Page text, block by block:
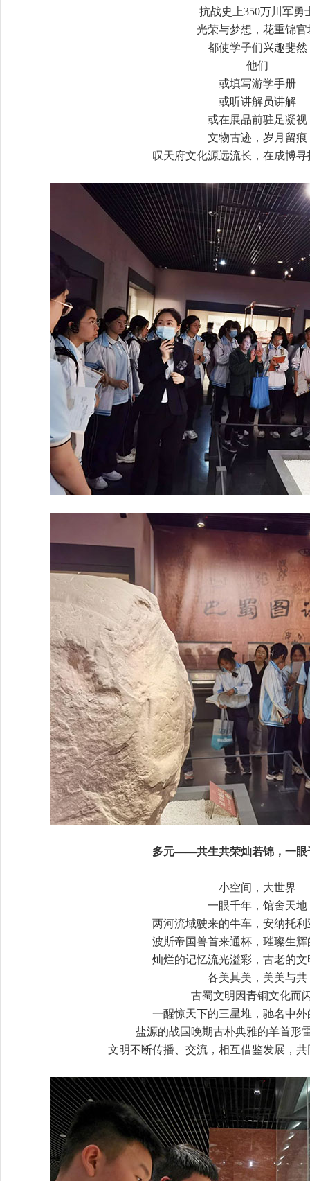
抗战史上350万川军勇
光荣与梦想，花重锦官
都使学子们兴趣斐然
他们
或填写游学手册
或听讲解员讲解
或在展品前驻足凝视
文物古迹，岁月留痕
叹天府文化源远流长，在成博
多元——共生共荣灿若锦，一眼
小空间，大世界
一眼千年，馆舍天地
两河流域驶来的牛车，安纳托
波斯帝国兽首来通杯，璀璨生
灿烂的记忆流光溢彩，古老的
各美其美，美美与共
古蜀文明因青铜文化而
一醒惊天下的三星堆，驰名中
盐源的战国晚期古朴典雅的羊首形
文明不断传播、交流，相互借鉴发展，